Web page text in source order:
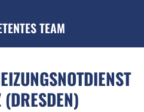
TEAM